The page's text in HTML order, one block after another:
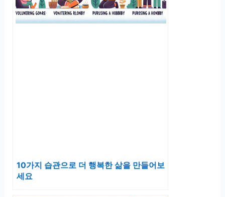
10가지 습관으로 더 행복한 삶을 만들어보
세요